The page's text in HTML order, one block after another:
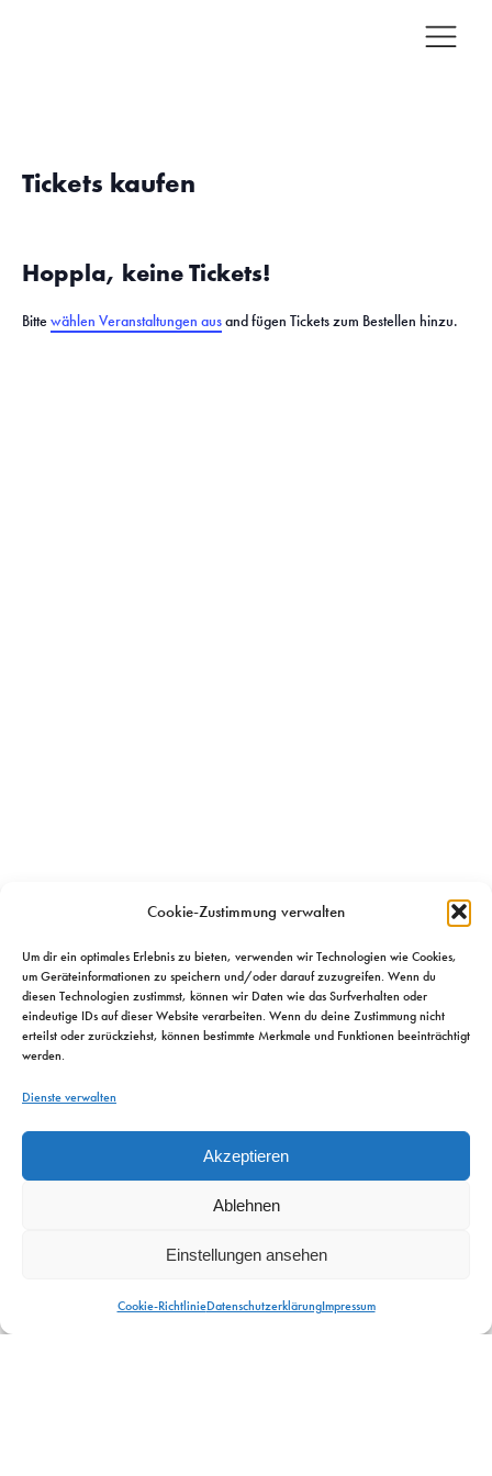
Cookie-Zustimmung verwalten
Um dir ein optimales Erlebnis zu bieten, verwenden wir Technologien wie Cookies,
um Geräteinformationen zu speichern und/oder darauf zuzugreifen. Wenn du
diesen Technologien zustimmst, können wir Daten wie das Surfverhalten oder
eindeutige IDs auf dieser Website verarbeiten. Wenn du deine Zustimmung nicht
erteilst oder zurückziehst, können bestimmte Merkmale und Funktionen beeinträchtigt
werden.
Dienste verwalten
Akzeptieren
Ablehnen
Einstellungen ansehen
Cookie-RichtlinieDatenschutzerklärungImpressum
Tickets kaufen
Hoppla, keine Tickets!
Bittewählen Veranstaltungen ausand fügen Tickets zum Bestellen hinzu.